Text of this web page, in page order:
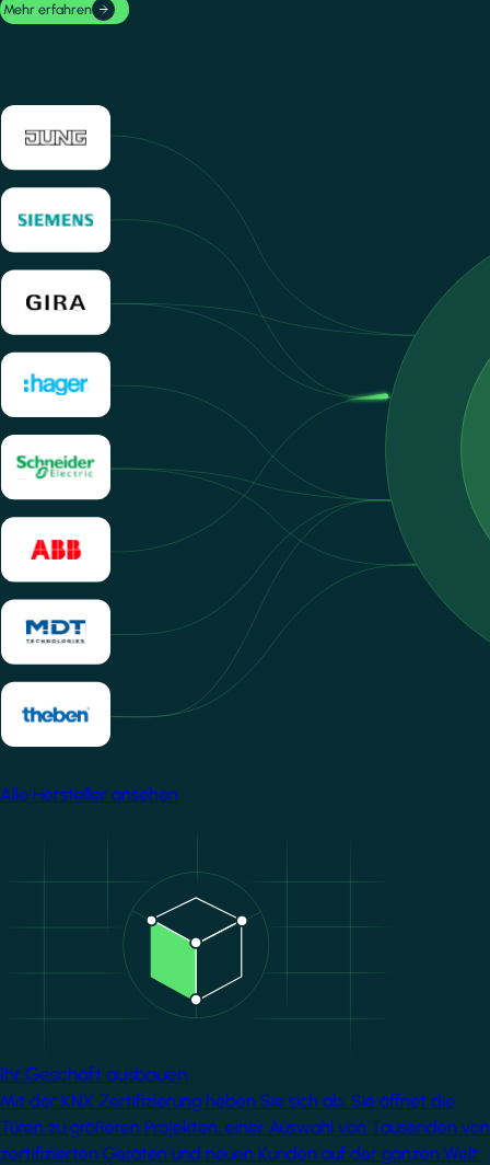
Mehr erfahren
Alle Hersteller ansehen
Ihr Geschäft ausbauen
Mit der KNX Zertifizierung heben Sie sich ab. Sie öffnet die
Türen zu größeren Projekten, einer Auswahl von Tausenden von
zertifizierten Geräten und neuen Kunden auf der ganzen Welt.